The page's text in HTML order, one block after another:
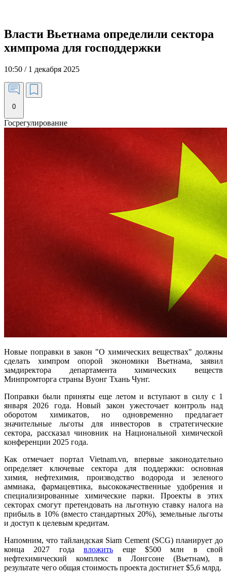
Власти Вьетнама определили сектора
химпрома для господдержки
10:50 / 1 декабря 2025
0
Новые поправки в закон "О химических веществах" должны
сделать химпром опорой экономики Вьетнама, заявил
замдиректора департамента химических веществ
Минпромторга страны Вуонг Тхань Чунг.
Поправки были приняты еще летом и вступают в силу с 1
января 2026 года. Новый закон ужесточает контроль над
оборотом химикатов, но одновременно предлагает
значительные льготы для инвесторов в стратегические
сектора, рассказал чиновник на Национальной химической
конференции 2025 года.
Как отмечает портал Vietnam.vn, впервые законодательно
определяет ключевые сектора для поддержки: основная
химия, нефтехимия, производство водорода и зеленого
аммиака, фармацевтика, высококачественные удобрения и
специализированные химические парки. Проекты в этих
секторах смогут претендовать на льготную ставку налога на
прибыль в 10% (вместо стандартных 20%), земельные льготы
и доступ к целевым кредитам.
Напомним, что тайландская Siam Cement (SCG) планирует до
конца 2027 годавложить еще $500 млн в свой
нефтехимический комплекс в Лонгсоне (Вьетнам), в
результате чего общая стоимость проекта достигнет $5,6 млрд.